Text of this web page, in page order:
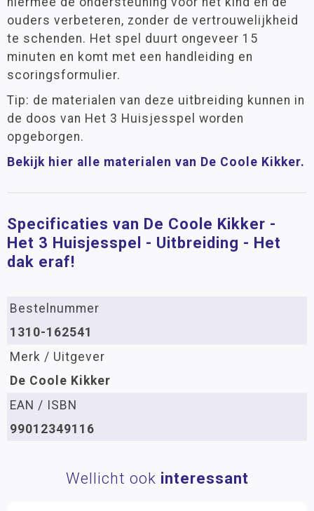
ouders verbeteren, zonder de vertrouwelijkheid
te schenden. Het spel duurt ongeveer 15
minuten en komt met een handleiding en
scoringsformulier.
Tip: de materialen van deze uitbreiding kunnen in
de doos van Het 3 Huisjesspel worden
opgeborgen.
Bekijk hier alle materialen van De Coole Kikker.
Specificaties van De Coole Kikker -
Het 3 Huisjesspel - Uitbreiding - Het
dak eraf!
Bestelnummer
1310-162541
Merk / Uitgever
De Coole Kikker
EAN / ISBN
99012349116
Wellicht ook interessant